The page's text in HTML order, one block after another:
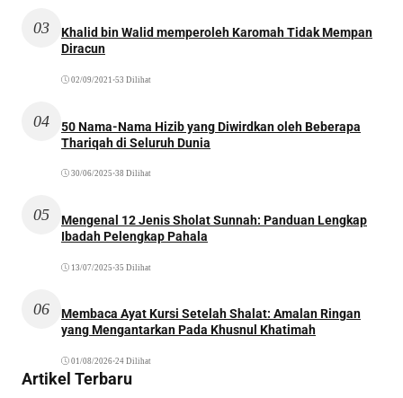
03
Khalid bin Walid memperoleh Karomah Tidak Mempan
Diracun
02/09/2021 •53 Dilihat
04
50 Nama-Nama Hizib yang Diwirdkan oleh Beberapa
Thariqah di Seluruh Dunia
30/06/2025 •38 Dilihat
05
Mengenal 12 Jenis Sholat Sunnah: Panduan Lengkap
Ibadah Pelengkap Pahala
13/07/2025 •35 Dilihat
06
Membaca Ayat Kursi Setelah Shalat: Amalan Ringan
yang Mengantarkan Pada Khusnul Khatimah
01/08/2026•24 Dilihat
Artikel Terbaru